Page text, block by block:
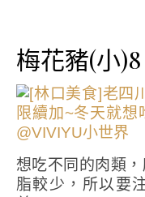
梅花豬(小)8
想吃不同的肉類
脂較少，所以要